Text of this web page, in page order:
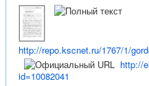
http://repo.kscnet.ru/1767/1/
http://
id=10082041